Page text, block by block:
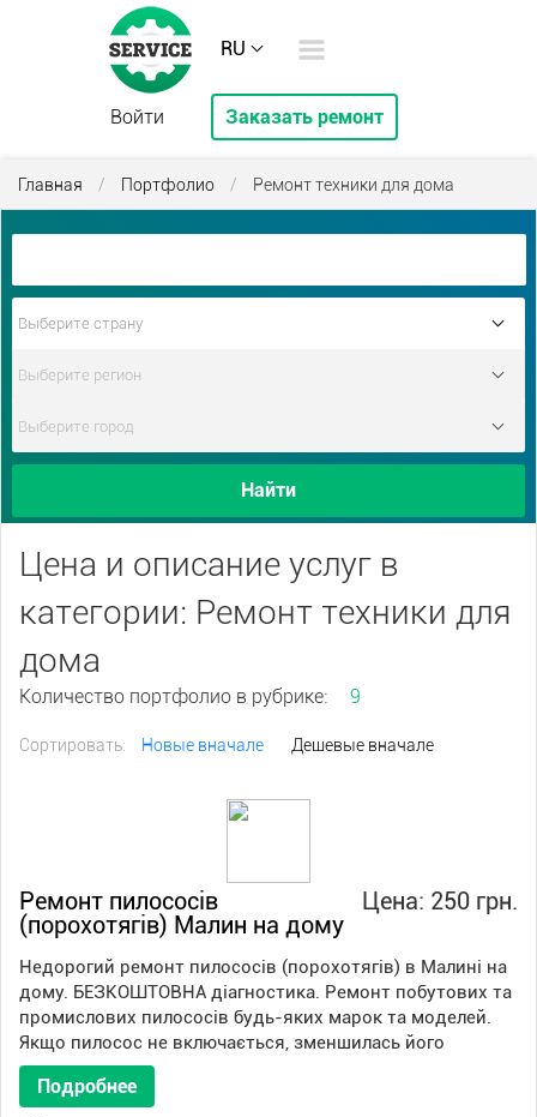
RU
Войти Заказать ремонт
Главная / Портфолио / Ремонт техники для дома
Найти
Цена и описание услуг в
категории: Ремонт техники для
дома
Количество портфолио в рубрике: 9
Сортировать: Новые вначале Дешевые вначале
Цена: 250 грн.
Ремонт пилососів
(порохотягів) Малин на дому
Недорогий ремонт пилососів (порохотягів) в Малині на
дому. БЕЗКОШТОВНА діагностика. Ремонт побутових та
промислових пилососів будь-яких марок та моделей.
Якщо пилосос не включається, зменшилась його
Подробнее